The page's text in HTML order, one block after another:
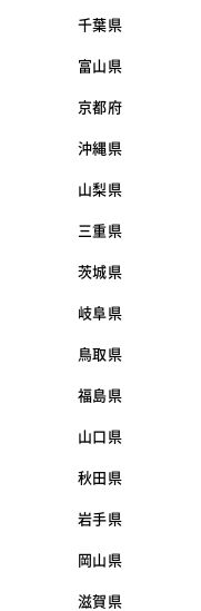
千葉県
富山県
京都府
沖縄県
山梨県
三重県
茨城県
岐阜県
鳥取県
福島県
山口県
秋田県
岩手県
岡山県
滋賀県